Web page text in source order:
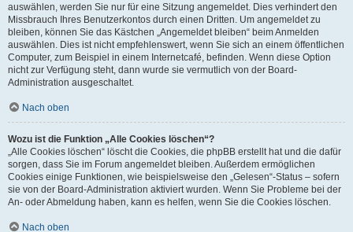
auswählen, werden Sie nur für eine Sitzung angemeldet. Dies verhindert den
Missbrauch Ihres Benutzerkontos durch einen Dritten. Um angemeldet zu
bleiben, können Sie das Kästchen „Angemeldet bleiben“ beim Anmelden
auswählen. Dies ist nicht empfehlenswert, wenn Sie sich an einem öffentlichen
Computer, zum Beispiel in einem Internetcafé, befinden. Wenn diese Option
nicht zur Verfügung steht, dann wurde sie vermutlich von der Board-
Administration ausgeschaltet.
Nach oben
Wozu ist die Funktion „Alle Cookies löschen“?
„Alle Cookies löschen“ löscht die Cookies, die phpBB erstellt hat und die dafür
sorgen, dass Sie im Forum angemeldet bleiben. Außerdem ermöglichen
Cookies einige Funktionen, wie beispielsweise den „Gelesen“-Status – sofern
sie von der Board-Administration aktiviert wurden. Wenn Sie Probleme bei der
An- oder Abmeldung haben, kann es helfen, wenn Sie die Cookies löschen.
Nach oben